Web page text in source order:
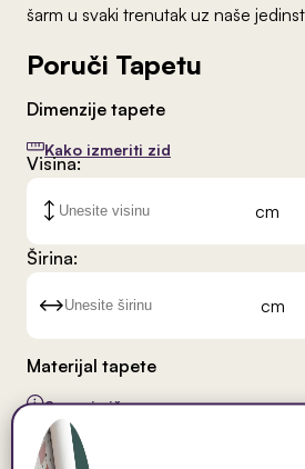
šarm u svaki trenutak uz naše
Poruči Tapetu
Dimenzije tapete
Kako izmeriti zid
Visina:
cm
Širina:
cm
Materijal tapete
Saznaj više